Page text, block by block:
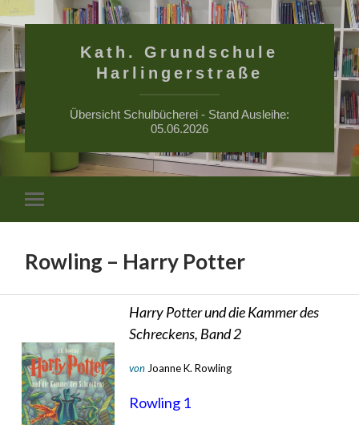
Kath. Grundschule
Harlingerstraße
Übersicht Schulbücherei - Stand Ausleihe:
05.06.2026
Mobile-
Menü
Rowling – Harry Potter
Harry Potter und die Kammer des
Schreckens, Band 2
von Joanne K. Rowling
Rowling 1